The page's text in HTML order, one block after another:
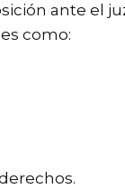
ante el
como: